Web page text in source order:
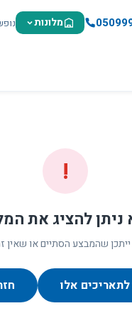
מלונות
!
ניתן להציג את
ייתכן שהמבצע הסתיים או שאין
אלו